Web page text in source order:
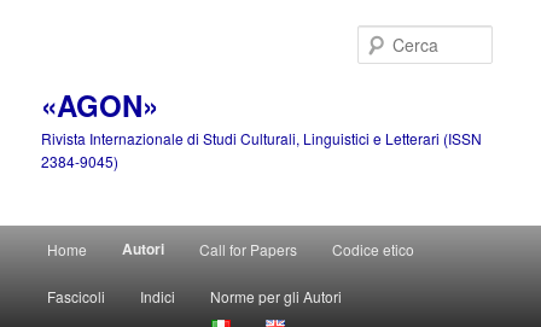
«AGON»
Rivista Internazionale di Studi Culturali, Linguistici e Letterari (ISSN
2384-9045)
principale
Home Autori Call for Papers Codice etico
Fascicoli Indici Norme per gli Autori